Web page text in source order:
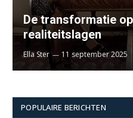
De transformatie
realiteitslagen
Ella Ster 11 september 2025
POPULAIRE BERICHTEN